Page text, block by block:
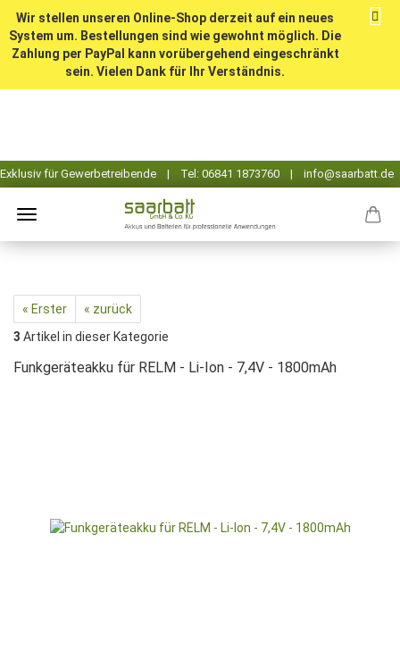
Wir stellen unseren Online-Shop derzeit auf ein neues
System um. Bestellungen sind wie gewohnt möglich. Die
Zahlung per PayPal kann vorübergehend eingeschränkt
sein. Vielen Dank für Ihr Verständnis.
« Erster
« zurück
3 Artikel in dieser Kategorie
Funkgeräteakku für RELM - Li-Ion - 7,4V - 1800mAh